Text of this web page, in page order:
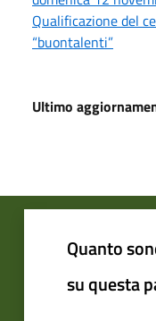
Qualificazione del
“buontalenti”
Ultimo
Quanto
su questa